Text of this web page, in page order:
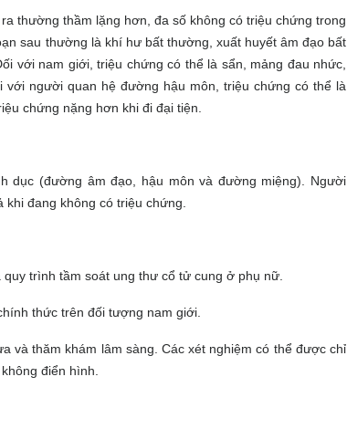
thường thầm lặng hơn, đa số không có triệu chứng trong
sau thường là khí hư bất thường, xuất huyết âm đạo bất
với nam giới, triệu chứng có thể là sẩn, mảng đau nhức,
người quan hệ đường hậu môn, triệu chứng có thể là
chứng nặng hơn khi đi đại tiện.
dục (đường âm đạo, hậu môn và đường miệng). Người
khi đang không có triệu chứng.
quy trình tầm soát ung thư cổ tử cung ở phụ nữ.
thức trên đối tượng nam giới.
và thăm khám lâm sàng. Các xét nghiệm có thể được chỉ
điển hình.